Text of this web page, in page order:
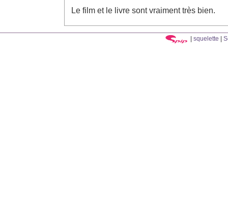
Le film et le livre sont vraiment très bien.
squelette